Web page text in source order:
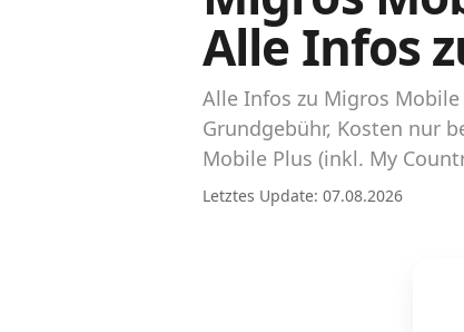
Abos für Tablets, Hotspots und Smart
Tarifrechner Handy-Abo
Der gute alte Tarifrechner im neuen Design
Alle Infos
Alle Infos zu Migros
Grundgebühr, Kosten nur
Mobile Plus (inkl. My
Letztes Update: 07.08.2026